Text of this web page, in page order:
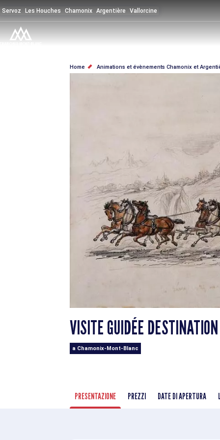
al
contenuto
principale
Servoz Les Houches Chamonix Argentière Vallorcine
BRICIOLE
Home Animations et évènements Chamonix et
VISITE GUIDÉE
a Chamonix-Mont-Blanc
PRESENTAZIONE PREZZI DATE DI APERTURA